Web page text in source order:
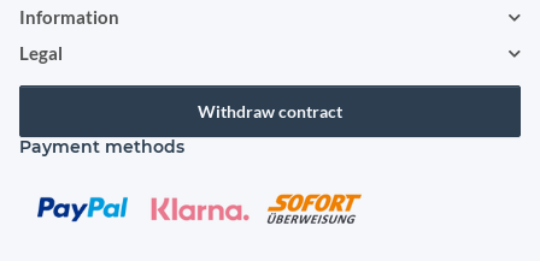
Information
Legal
Withdraw contract
Payment methods